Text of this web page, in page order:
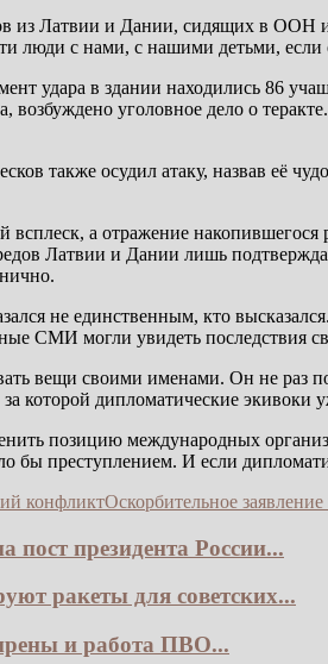
из Латвии и Дании, сидящих в
люди с нами, с нашими детьми, если
удара в здании находились 86
возбуждено уголовное дело о
также осудил атаку, назвав её
а отражение накопившегося
Латвии и Дании лишь
не единственным, кто
СМИ могли увидеть последствия
вещи своими именами. Он не раз
которой дипломатические экивоки
позицию международных
бы преступлением. И если
конфликтОскорбительное
президента России...
ракеты для советских...
и работа ПВО...